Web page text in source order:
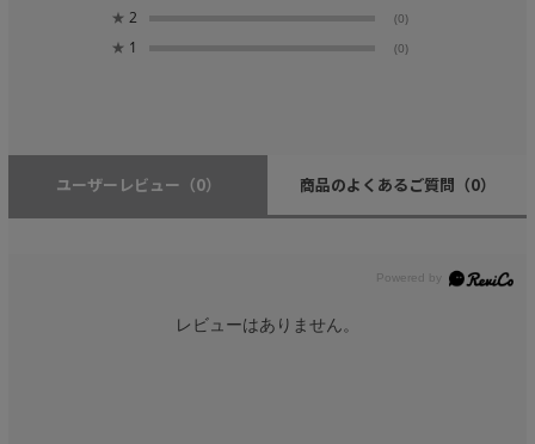
★ 2 (0)
★ 1 (0)
ユーザーレビュー （0） 商品のよくあるご質問 （0）
レビューはありません。